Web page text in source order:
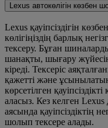
Lexus автокөлігін көзбен
Lexus қауіпсіздігін
көлігіңіздің барлық
тексеру. Бұған
шанақты, шығару
кіреді. Тексеріс
қажетті және
көрсетілген
аласыз. Кез келген Lexus
аясында қауіпсіздіктің
шолып тексере алады.